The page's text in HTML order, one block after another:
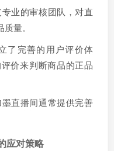
业的审核团队，对直
量。
了完善的用户评价体
价来判断商品的正品
直播间通常提供完善
应对策略